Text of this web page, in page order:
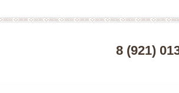
8 (921)